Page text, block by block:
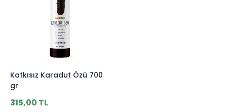
Katkısız Karadut Özü 700
gr
315,00 TL